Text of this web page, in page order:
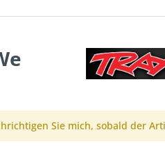
Sie mich, sobald der